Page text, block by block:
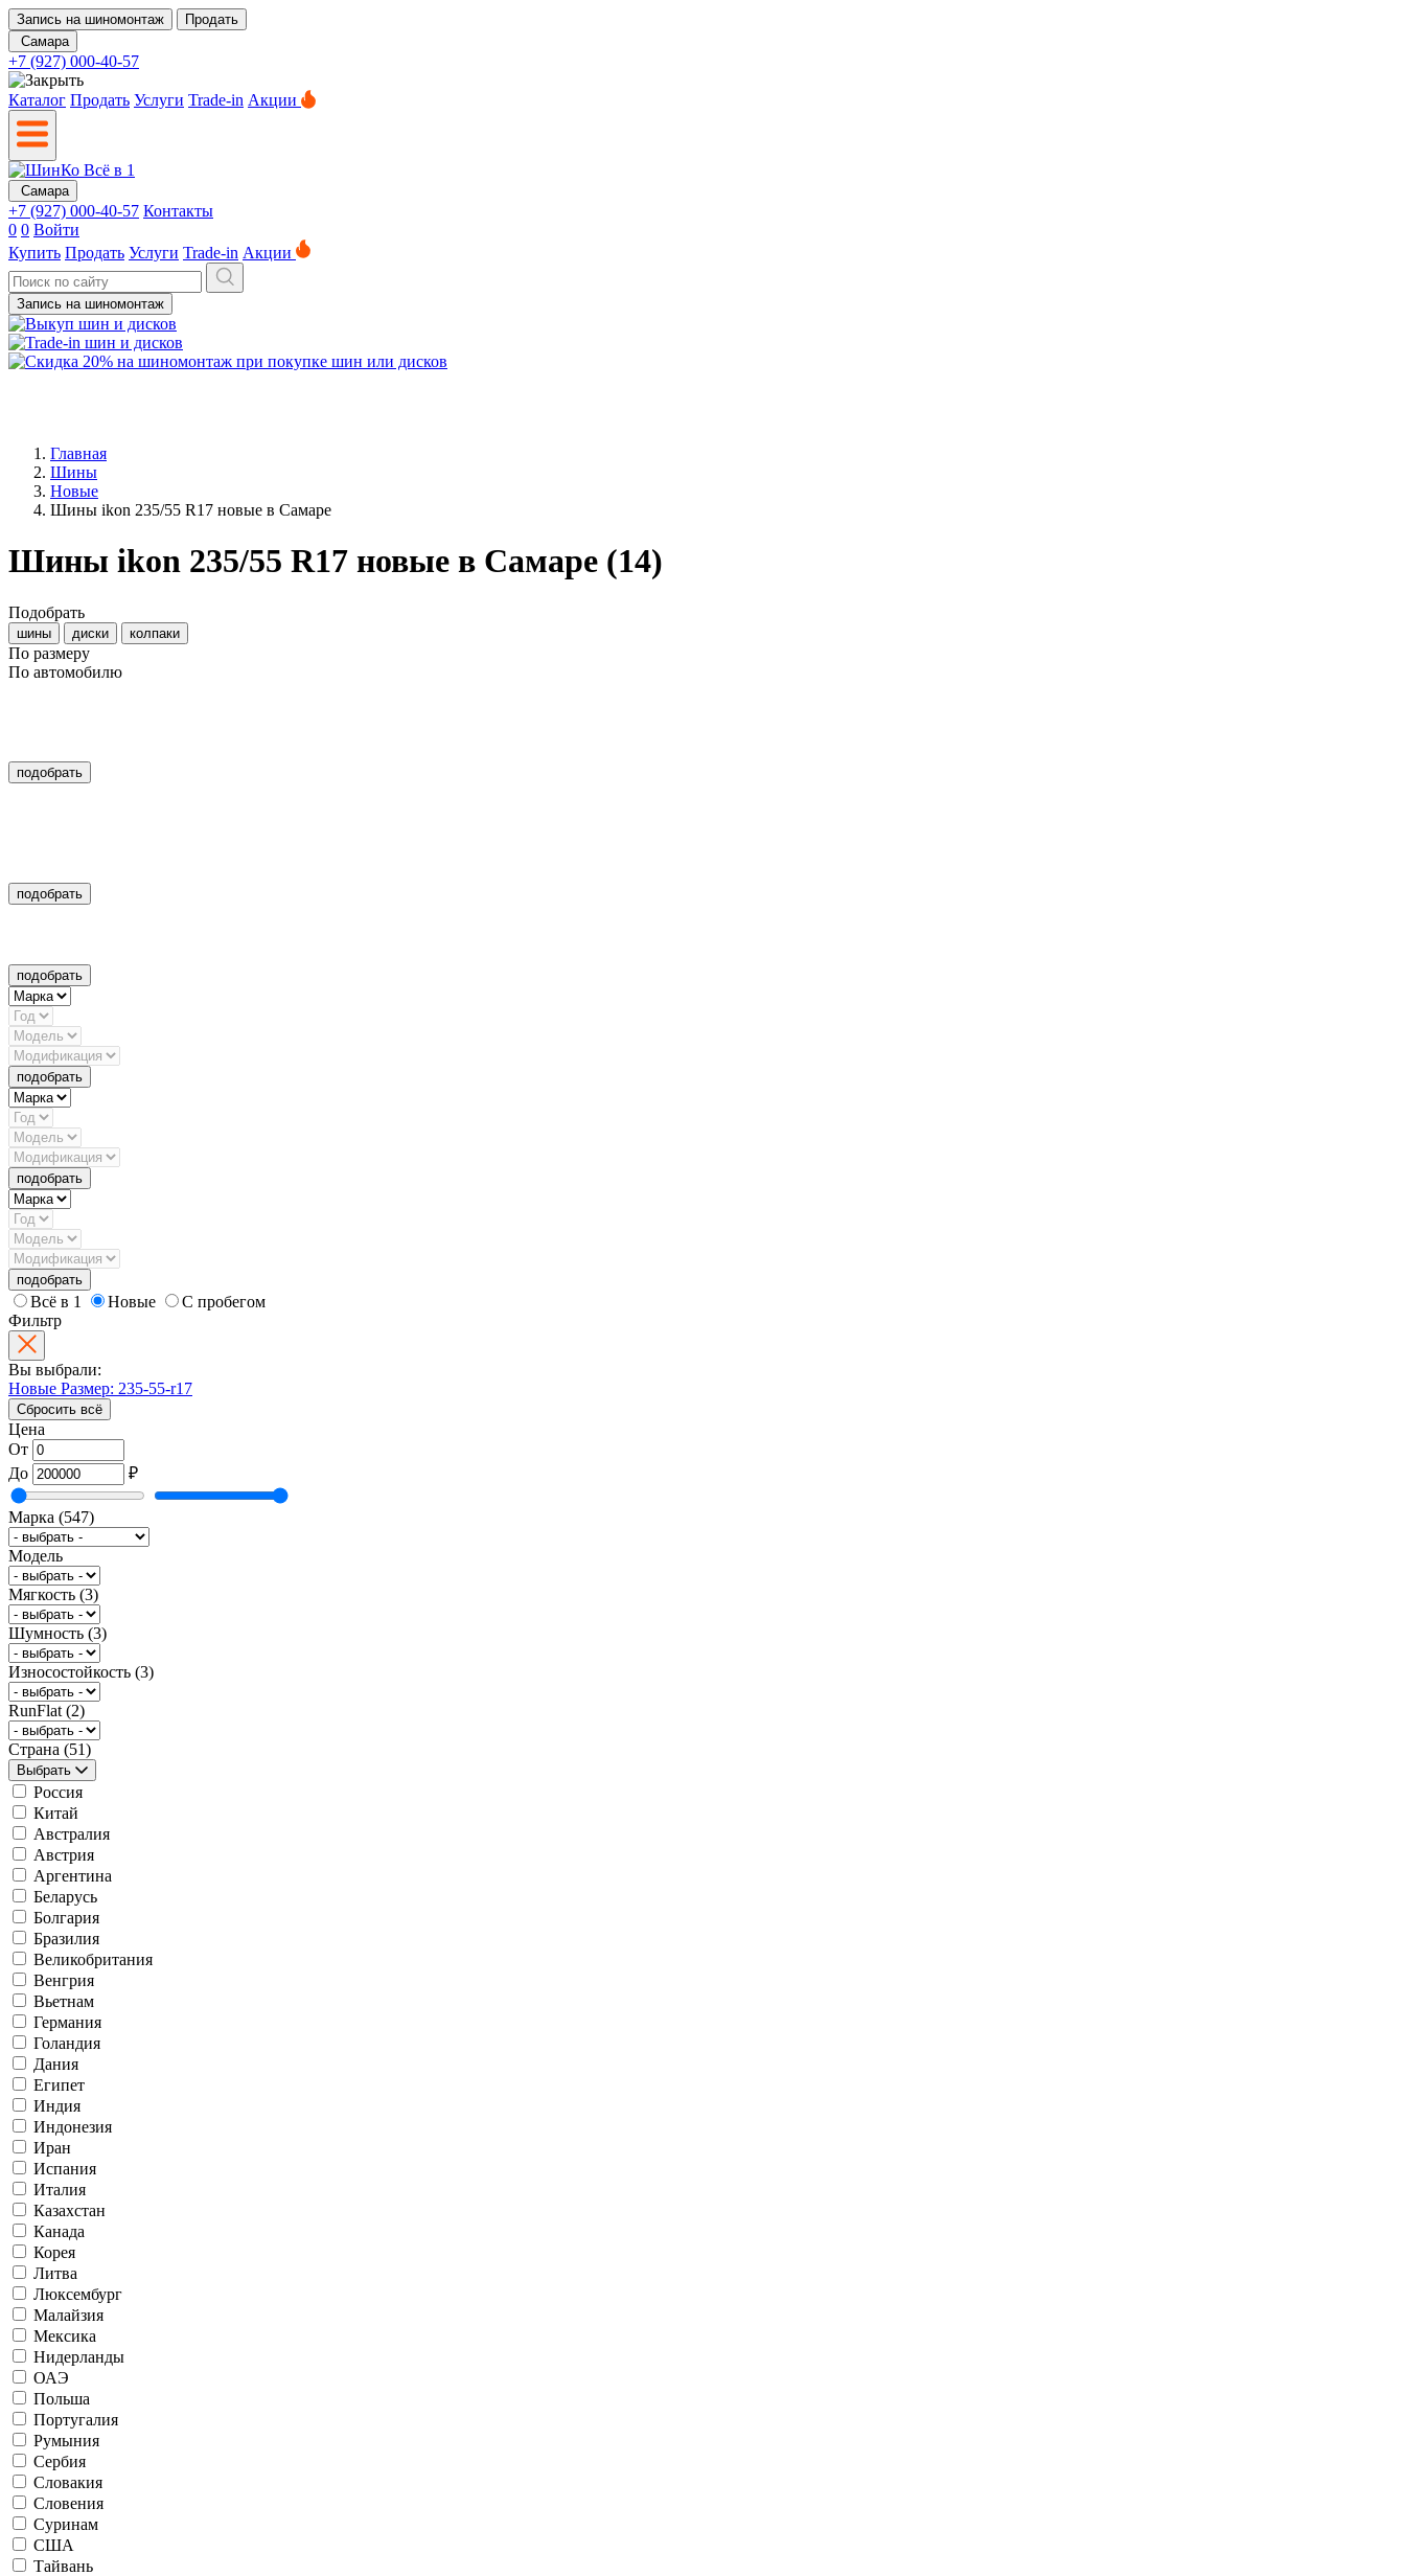
Запись на шиномонтаж
Продать
Самара
+7 (927) 000-40-57
Каталог Продать Услуги Trade-in Акции
Самара
+7 (927) 000-40-57 Контакты
0 0 Войти
Купить Продать Услуги Trade-in Акции
Запись на шиномонтаж
Главная
Шины
Новые
Шины ikon 235/55 R17 новые в Самаре
Шины ikon 235/55 R17 новые в Самаре (14)
Подобрать
шины диски колпаки
По размеру
По автомобилю
подобрать
подобрать
подобрать
подобрать
подобрать
подобрать
Всё в 1 Новые
С пробегом
Фильтр
Вы выбрали:
Новые Размер: 235-55-r17
Сбросить всё
Цена
От
До
₽
Марка (547)
Модель
Мягкость (3)
Шумность (3)
Износостойкость (3)
RunFlat (2)
Страна (51)
Выбрать
Россия
Китай
Австралия
Австрия
Аргентина
Беларусь
Болгария
Бразилия
Великобритания
Венгрия
Вьетнам
Германия
Голандия
Дания
Египет
Индия
Индонезия
Иран
Испания
Италия
Казахстан
Канада
Корея
Литва
Люксембург
Малайзия
Мексика
Нидерланды
ОАЭ
Польша
Португалия
Румыния
Сербия
Словакия
Словения
Суринам
США
Тайвань